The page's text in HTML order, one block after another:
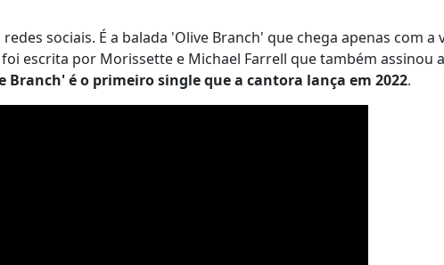
sociais. É a balada 'Olive Branch' que chega apenas com a
escrita por Morissette e Michael Farrell que também assinou a
Branch' é o primeiro single que a cantora lança em 2022.